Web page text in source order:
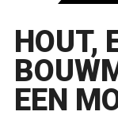
HOUT,
EEN